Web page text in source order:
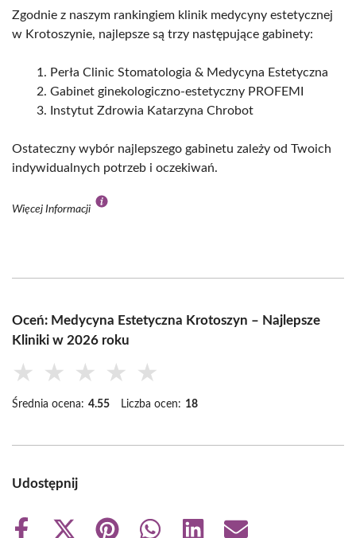
Zgodnie z naszym rankingiem klinik medycyny estetycznej
w Krotoszynie, najlepsze są trzy następujące gabinety:
Perła Clinic Stomatologia & Medycyna Estetyczna
Gabinet ginekologiczno-estetyczny PROFEMI
Instytut Zdrowia Katarzyna Chrobot
Ostateczny wybór najlepszego gabinetu zależy od Twoich
indywidualnych potrzeb i oczekiwań.
Więcej Informacji
Oceń: Medycyna Estetyczna Krotoszyn – Najlepsze
Kliniki w 2026 roku
★ ★ ★ ★ ★
Średnia ocena: 4.55 Liczba ocen: 18
Udostępnij
Share Share Share Share Share Share